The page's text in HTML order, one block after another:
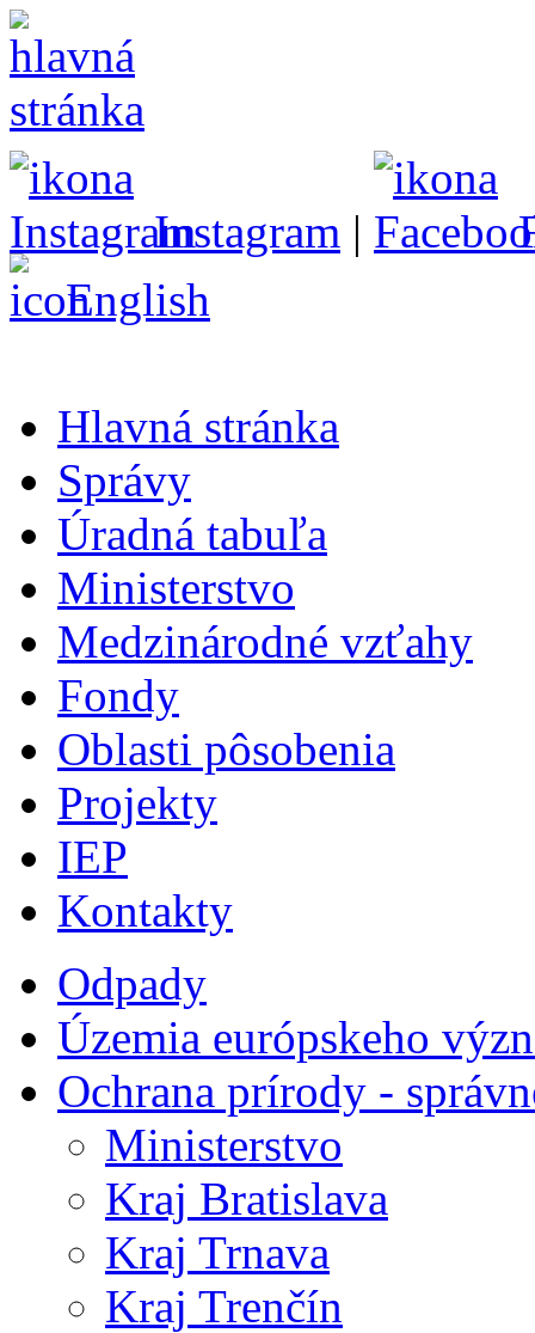
Instagram |
English
Hlavná stránka
Správy
Úradná tabuľa
Ministerstvo
Medzinárodné vzťahy
Fondy
Oblasti pôsobenia
Projekty
IEP
Kontakty
Odpady
Územia európskeho
Ochrana prírody -
Ministerstvo
Kraj Bratislava
Kraj Trnava
Kraj Trenčín